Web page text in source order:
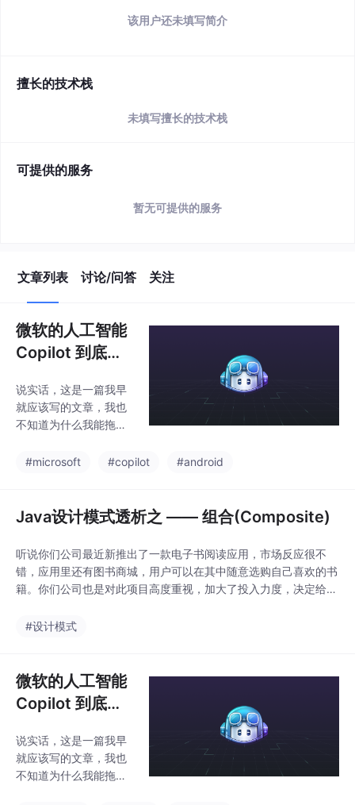
该用户还未填写简介
擅长的技术栈
未填写擅长的技术栈
可提供的服务
暂无可提供的服务
文章列表 讨论/问答 关注
微软的人工智能
Copilot 到底有
体验一下
说实话，这是一篇我早
就应该写的文章，我也
不知道为什么我能拖这
有读者朋友们催我写过
为什么说我早就应该写
这篇文章了呢？主要还
是因为去年年底的时
候，OpenAI推出了一个
火遍全球的爆炸性产
品，ChatGPT。在此之
enAI跟微软会有什么关
构，才发现微软的持股
比例竟然高达49%，是
#microsoft #copilot #android
Java设计模式透析之 —— 组合(Composite)
听说你们公司最近新推出了一款电子书阅读应用，市场反应很不
错，应用里还有图书商城，用户可以在其中随意选购自己喜欢的书
籍。你们公司也是对此项目高度重视，加大了投入力度，决定给此
你的leader就找到了你。他告诉你目前的应用对每本书的浏览量和
#设计模式
微软的人工智能
Copilot 到底有
体验一下
说实话，这是一篇我早
就应该写的文章，我也
不知道为什么我能拖这